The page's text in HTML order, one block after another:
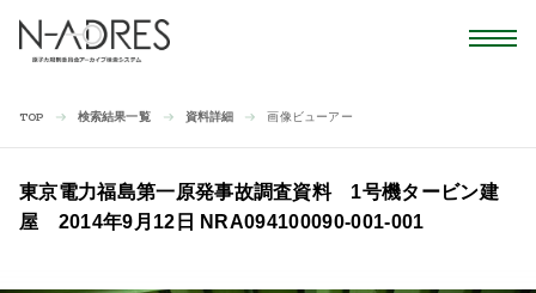
TOP 検索結果一覧 資料詳細 画像ビューアー
東京電力福島第一原発事故調査資料 1号機タービン建
屋 2014年9月12日 NRA094100090-001-001